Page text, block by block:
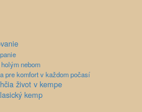
nebom
pre komfort v každom počasí
život v kempe
kemp